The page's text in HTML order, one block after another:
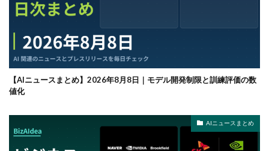
【AIニュースまとめ】2026年8月8日｜モデル開発制限と訓練評価の数
値化
AIニュースまとめ